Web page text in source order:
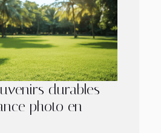
durables
photo en